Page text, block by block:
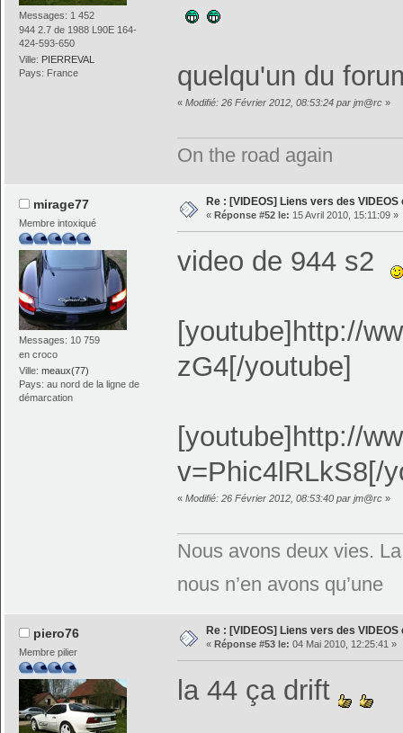
Messages: 1 452
944 2.7 de 1988 L90E 164-
424-593-650
Ville: PIERREVAL
Pays: France
quelqu'un du
« Modifié: 26 Février 2012, 08:53:24 par jm@rc»
On the road again
mirage77
Membre intoxiqué
Messages: 10 759
en croco
Ville:meaux(77)
Pays: au nord de la ligne de
démarcation
Re : [VIDEOS] Liens vers des
« Réponse #52 le: 15 Avril 2010, 15:11:09 »
video de 944 s2
[youtube]http://
zG4[/youtube]
[youtube]http://
v=Phic4lRLkS8[/
« Modifié: 26 Février 2012, 08:53:40 par jm@rc»
Nous avons deux vies.
nous n’en avons qu’une
piero76
Membre pilier
Re : [VIDEOS] Liens vers des
« Réponse #53 le: 04 Mai 2010, 12:25:41 »
la 44 ça drift